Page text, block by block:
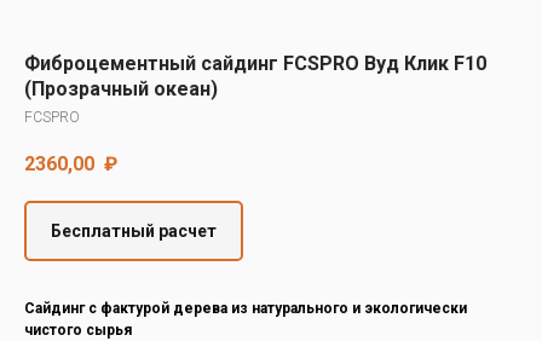
Cedral
Фиброцементный сайдинг FCSPRO Вуд Клик F10
(Прозрачный океан)
FCSPRO
2360,00 ₽
Бесплатный расчет
Cайдинг с фактурой дерева из натурального и экологически
чистого сырья